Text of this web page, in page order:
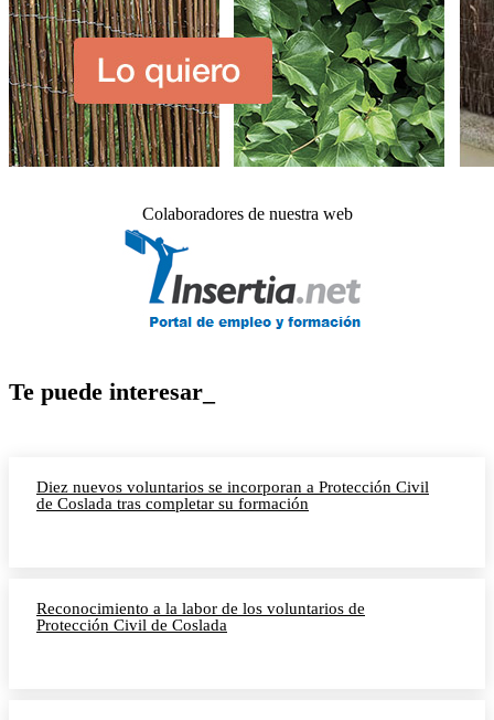
Colaboradores de nuestra web
Te puede interesar_
Diez nuevos voluntarios se incorporan a Protección Civil
de Coslada tras completar su formación
Reconocimiento a la labor de los voluntarios de
Protección Civil de Coslada